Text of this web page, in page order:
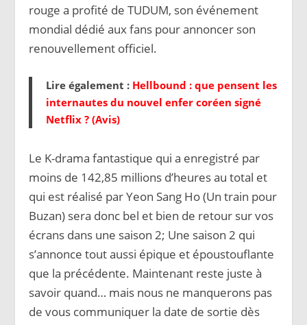
rouge a profité de TUDUM, son événement
mondial dédié aux fans pour annoncer son
renouvellement officiel.
Lire également : Hellbound : que pensent les
internautes du nouvel enfer coréen signé
Netflix ? (Avis)
Le K-drama fantastique qui a enregistré par
moins de 142,85 millions d’heures au total et
qui est réalisé par Yeon Sang Ho (Un train pour
Buzan) sera donc bel et bien de retour sur vos
écrans dans une saison 2; Une saison 2 qui
s’annonce tout aussi épique et époustouflante
que la précédente. Maintenant reste juste à
savoir quand… mais nous ne manquerons pas
de vous communiquer la date de sortie dès